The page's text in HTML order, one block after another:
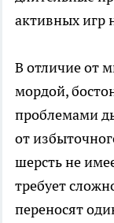
активных игр
В отличие от
мордой,
проблемами
от
шерсть не
требует
переносят